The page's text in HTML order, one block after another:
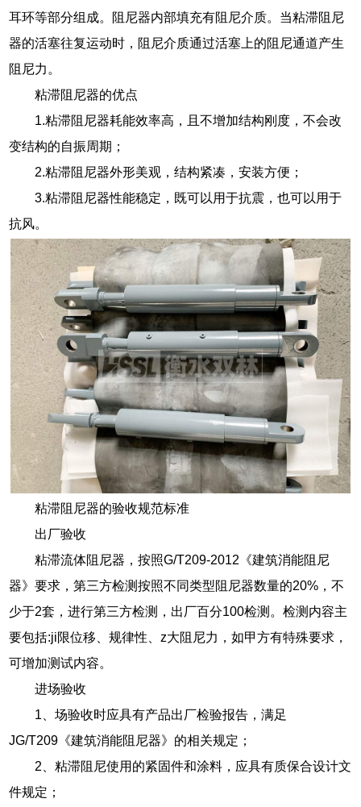
耳环等部分组成。阻尼器内部填充有阻尼介质。当粘滞阻尼
器的活塞往复运动时，阻尼介质通过活塞上的阻尼通道产生
阻尼力。
粘滞阻尼器的优点
1.粘滞阻尼器耗能效率高，且不增加结构刚度，不会改
变结构的自振周期；
2.粘滞阻尼器外形美观，结构紧凑，安装方便；
3.粘滞阻尼器性能稳定，既可以用于抗震，也可以用于
抗风。
粘滞阻尼器的验收规范标准
出厂验收
粘滞流体阻尼器，按照G/T209-2012《建筑消能阻尼
器》要求，第三方检测按照不同类型阻尼器数量的20%，不
少于2套，进行第三方检测，出厂百分100检测。检测内容主
要包括:ji限位移、规律性、z大阻尼力，如甲方有特殊要求，
可增加测试内容。
进场验收
1、场验收时应具有产品出厂检验报告，满足
JG/T209《建筑消能阻尼器》的相关规定；
2、粘滞阻尼使用的紧固件和涂料，应具有质保合设计文
件规定；